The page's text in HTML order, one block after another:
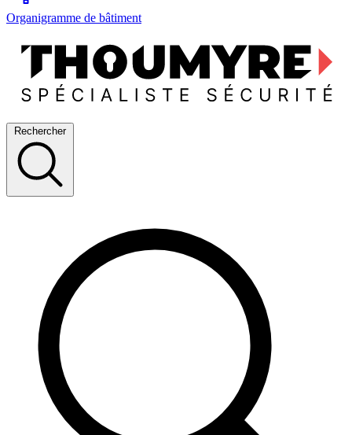
Organigramme de bâtiment
Rechercher